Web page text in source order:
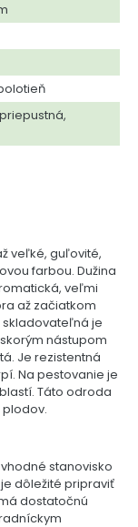
veľké, guľovité,
farbou. Dužina
veľmi
až začiatkom
je
nástupom
Je rezistentná
Na pestovanie je
Táto odroda
stanovisko
dôležité pripraviť
dostatočnú